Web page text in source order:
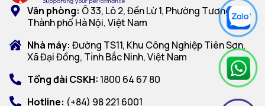
Văn phòng: Ô 33, Lô 2, Đền Lừ 1, Phường Tương Mai,
Thành phố Hà Nội, Việt Nam
Nhà máy: Đường TS11, Khu Công Nghiệp Tiên Sơn,
Xã Đại Đồng, Tỉnh Bắc Ninh, Việt Nam
Tổng đài CSKH: 1800 64 67 80
Hotline: (+84) 98 221 6001